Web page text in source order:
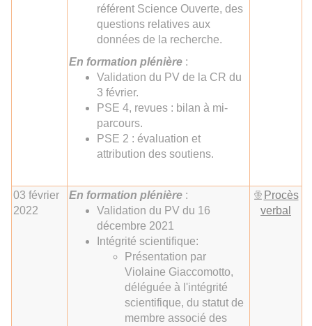
référent Science Ouverte, des
questions relatives aux
données de la recherche.
En formation plénière :
Validation du PV de la CR du
3 février.
PSE 4, revues : bilan à mi-
parcours.
PSE 2 : évaluation et
attribution des soutiens.
03 février
2022
En formation plénière :
Validation du PV du 16
décembre 2021
Intégrité scientifique:
Présentation par
Violaine Giaccomotto,
déléguée à l'intégrité
scientifique, du statut de
membre associé des
Procès
verbal